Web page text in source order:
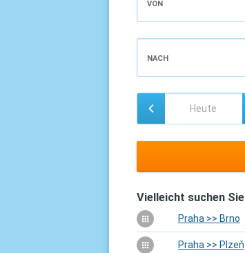
VON
NACH
Vielleicht suchen Sie
Praha >> Brno
Praha >> Plzeň